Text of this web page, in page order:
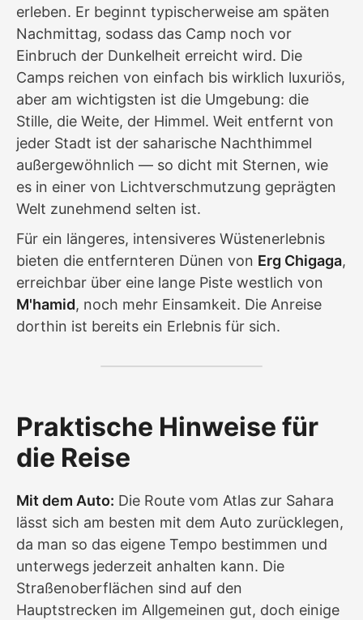
erleben. Er beginnt typischerweise am späten
Nachmittag, sodass das Camp noch vor
Einbruch der Dunkelheit erreicht wird. Die
Camps reichen von einfach bis wirklich luxuriös,
aber am wichtigsten ist die Umgebung: die
Stille, die Weite, der Himmel. Weit entfernt von
jeder Stadt ist der saharische Nachthimmel
außergewöhnlich — so dicht mit Sternen, wie
es in einer von Lichtverschmutzung geprägten
Welt zunehmend selten ist.
Für ein längeres, intensiveres Wüstenerlebnis
bieten die entfernteren Dünen von Erg Chigaga,
erreichbar über eine lange Piste westlich von
M'hamid, noch mehr Einsamkeit. Die Anreise
dorthin ist bereits ein Erlebnis für sich.
Praktische Hinweise für
die Reise
Mit dem Auto: Die Route vom Atlas zur Sahara
lässt sich am besten mit dem Auto zurücklegen,
da man so das eigene Tempo bestimmen und
unterwegs jederzeit anhalten kann. Die
Straßenoberflächen sind auf den
Hauptstrecken im Allgemeinen gut, doch einige